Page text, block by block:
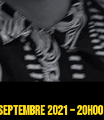
2021 – 20H00